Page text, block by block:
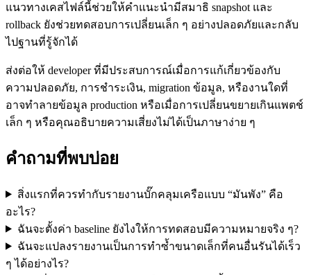
แนวทางเคสไฟล์นี้ช่วยให้คำแนะนำมีสมาธิ snapshot และ
rollback ยังช่วยทดสอบการเปลี่ยนเล็ก ๆ อย่างปลอดภัยและกลับ
ไปฐานที่รู้จักได้
ส่งต่อให้ developer ที่มีประสบการณ์เมื่อการแก้เกี่ยวข้องกับ
ความปลอดภัย, การชำระเงิน, migration ข้อมูล, หรืองานใดที่
อาจทำลายข้อมูล production หรือเมื่อการเปลี่ยนขยายเกินแพตช์
เล็ก ๆ หรือคุณอธิบายความเสี่ยงไม่ได้เป็นภาษาง่าย ๆ
คำถามที่พบบ่อย
สิ่งแรกที่ควรทำกับรายงานบั๊กคลุมเครือแบบ “มันพัง” คือ
อะไร?
ฉันจะตั้งค่า baseline ยังไงให้การทดสอบมีความหมายจริง ๆ?
ฉันจะแปลงรายงานเป็นการทำซ้ำขนาดเล็กที่คนอื่นรันได้เร็ว
ๆ ได้อย่างไร?